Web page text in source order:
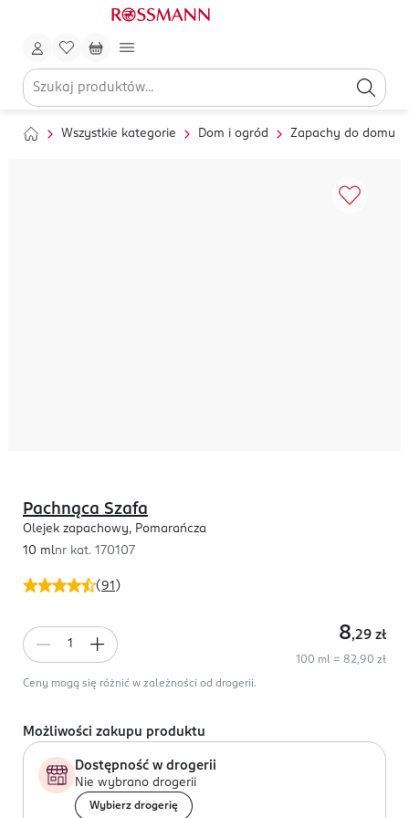
Wszystkie kategorie Dom i ogród Zapachy do domu
(91 )
Pachnąca Szafa
Olejek zapachowy, Pomarańcza
10 mlnr kat. 170107
8,29 zł
100 ml = 82,90 zł
Ceny mogą się różnić w zależności od drogerii.
Możliwości zakupu produktu
Dostępność w drogerii
Nie wybrano drogerii
Wybierz drogerię